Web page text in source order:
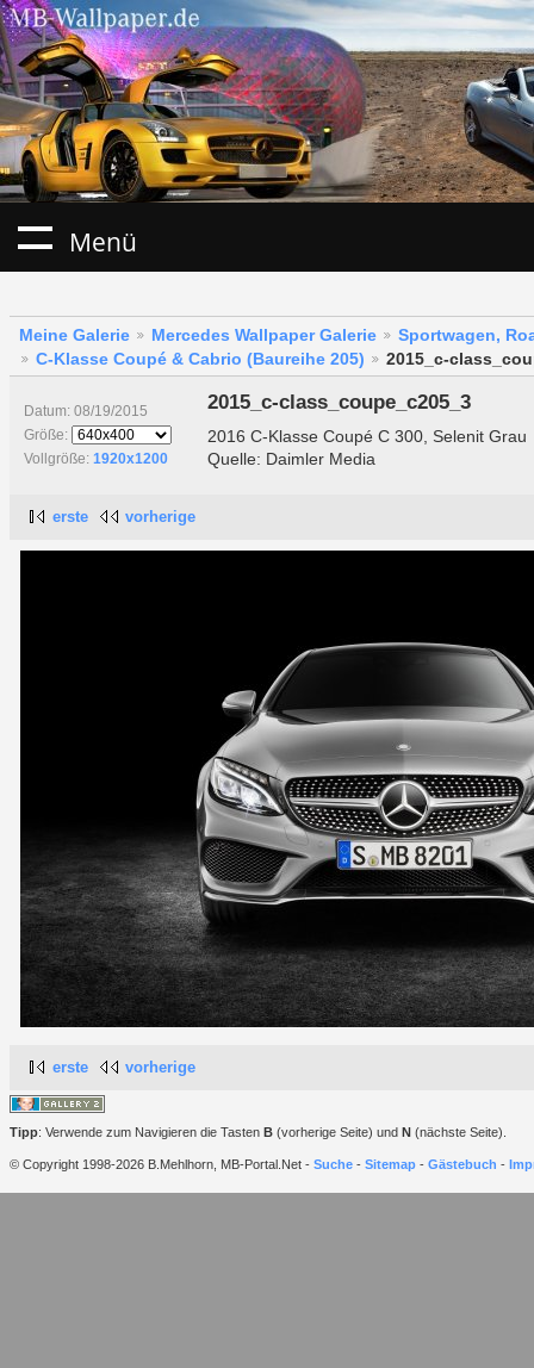
Menü
Meine Galerie Mercedes Wallpaper Galerie
Sportwagen,
C-Klasse Coupé & Cabrio (Baureihe 205)
2015_c-
Datum: 08/19/2015
Größe:
Vollgröße: 1920x1200
2015_c-class_coupe_c205_3
2016 C-Klasse Coupé C 300, Selenit Grau
Quelle: Daimler Media
erste vorherige
erste vorherige
Tipp: Verwende zum Navigieren die Tasten B (vorherige Seite) und N (nächste Seite).
© Copyright 1998-2026 B.Mehlhorn, MB-Portal.Net - Suche - Sitemap - Gästebuch -